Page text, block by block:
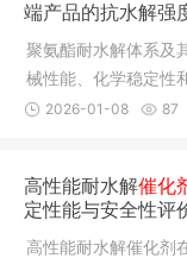
端产品的抗水解强
聚氨酯耐水解体系及
械性能、化学稳定性
剂、泡沫和
2026-01-08 87
高性能耐水解催化
定性能与安全性评
高性能耐水解催化剂